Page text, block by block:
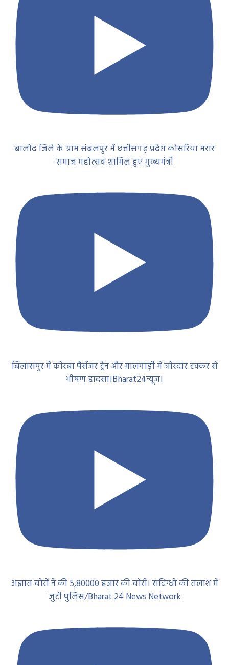
बालोद जिले के ग्राम संबलपुर में छत्तीसगढ़ प्रदेश कोसरिया मरार
समाज महोत्सव शामिल हुए मुख्यमंत्री
बिलासपुर में कोरबा पैसेंजर ट्रेन और मालगाड़ी में जोरदार टक्कर से
भीषण हादसा।Bharat24न्यूज।
अज्ञात चोरों ने की 5,80000 हज़ार की चोरी। संदिग्धों की तलाश में
जुटी पुलिस/Bharat 24 News Network